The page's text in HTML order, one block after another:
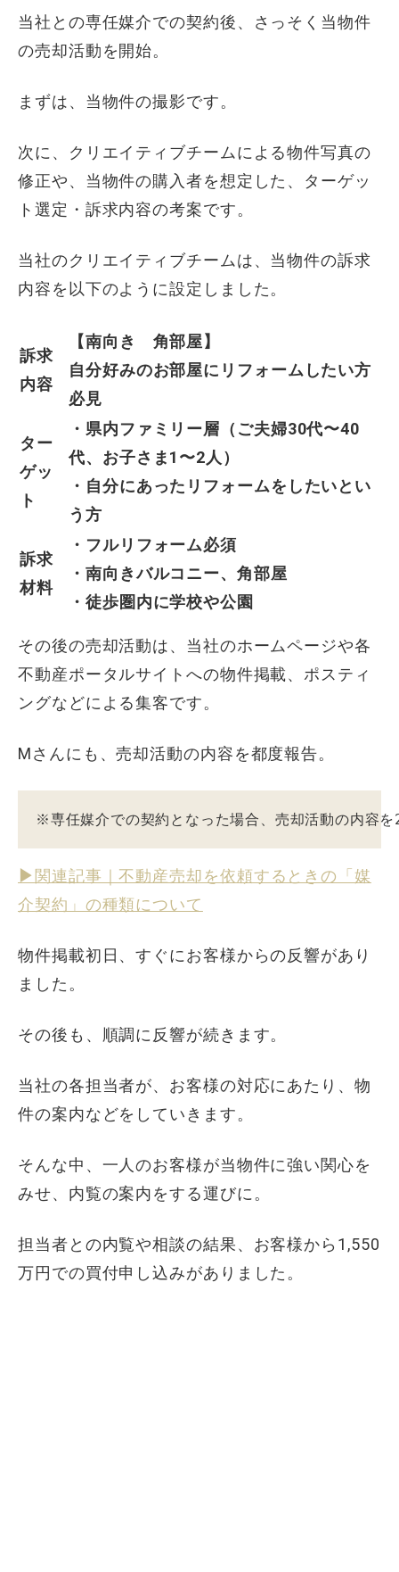
当社との専任媒介での契約後、さっそく当物件
の売却活動を開始。
まずは、当物件の撮影です。
次に、クリエイティブチームによる物件写真の
修正や、当物件の購入者を想定した、ターゲッ
ト選定・訴求内容の考案です。
当社のクリエイティブチームは、当物件の訴求
内容を以下のように設定しました。
訴求
内容
【南向き 角部屋】
自分好みのお部屋にリフォームしたい方
必見
ター
ゲッ
ト
・県内ファミリー層（ご夫婦30代〜40
代、お子さま1〜2人）
・自分にあったリフォームをしたいとい
う方
訴求
材料
・フルリフォーム必須
・南向きバルコニー、角部屋
・徒歩圏内に学校や公園
その後の売却活動は、当社のホームページや各
不動産ポータルサイトへの物件掲載、ポスティ
ングなどによる集客です。
Mさんにも、売却活動の内容を都度報告。
※専任媒介での契約となった場合、売却活動の内容
▶︎関連記事｜不動産売却を依頼するときの「媒
介契約」の種類について
物件掲載初日、すぐにお客様からの反響があり
ました。
その後も、順調に反響が続きます。
当社の各担当者が、お客様の対応にあたり、物
件の案内などをしていきます。
そんな中、一人のお客様が当物件に強い関心を
みせ、内覧の案内をする運びに。
担当者との内覧や相談の結果、お客様から1,550
万円での買付申し込みがありました。